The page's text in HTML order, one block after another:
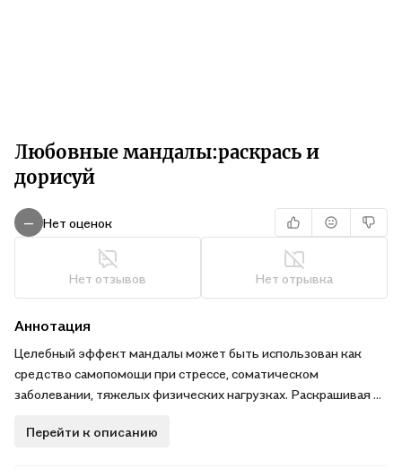
Любовные мандалы:раскрась и
дорисуй
— Нет оценок
Нет отзывов Нет отрывка
Аннотация
Целебный эффект мандалы может быть использован как
средство самопомощи при стрессе, соматическом
заболевании, тяжелых физических нагрузках. Раскрашивая и
духовно и физически оздоровляете свой организм.
Перейти к описанию